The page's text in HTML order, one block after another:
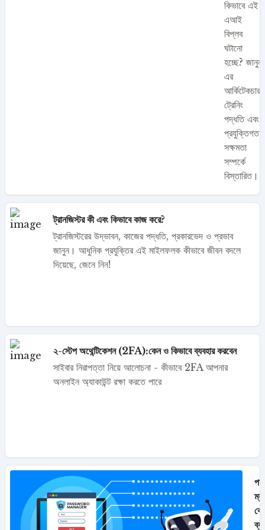
কিভাবে এই
এআই
বিপ্লব
ঘটানো
হচ্ছে? জানুন
এর
আর্কিটেকচার,
ট্রেনিং
পদ্ধতি এবং
প্রযুক্তিগত
সক্ষমতা
সম্পর্কে
বিস্তারিত।
ট্রানজিস্টর কী এবং কিভাবে কাজ করে?
ট্রানজিস্টরের উদ্ভাবন, কাজের পদ্ধতি, প্রকারভেদ ও প্রভাব
জানুন। আধুনিক প্রযুক্তির এই মাইলফলক কীভাবে জীবন বদলে
দিয়েছে, জেনে নিন!
২-স্টেপ অথেন্টিকেশন (2FA):কেন ও কিভাবে ব্যবহার করবেন
সাইবার নিরাপত্তা নিয়ে আলোচনা - কীভাবে 2FA আপনার
অনলাইন অ্যাকাউন্ট রক্ষা করতে পারে